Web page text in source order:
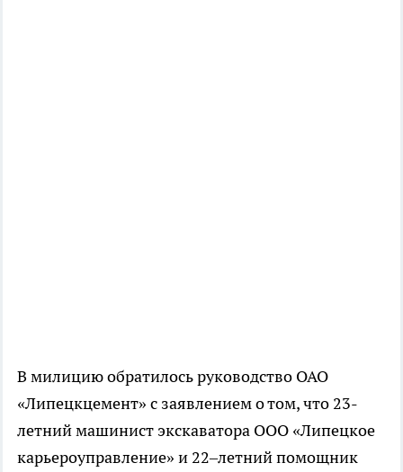
В милицию обратилось руководство ОАО
«Липецкцемент» с заявлением о том, что 23-
летний машинист экскаватора ООО «Липецкое
карьероуправление» и 22–летний помощник